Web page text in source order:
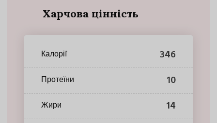
Харчова цінність
Калорії 346
Протеїни 10
Жири 14